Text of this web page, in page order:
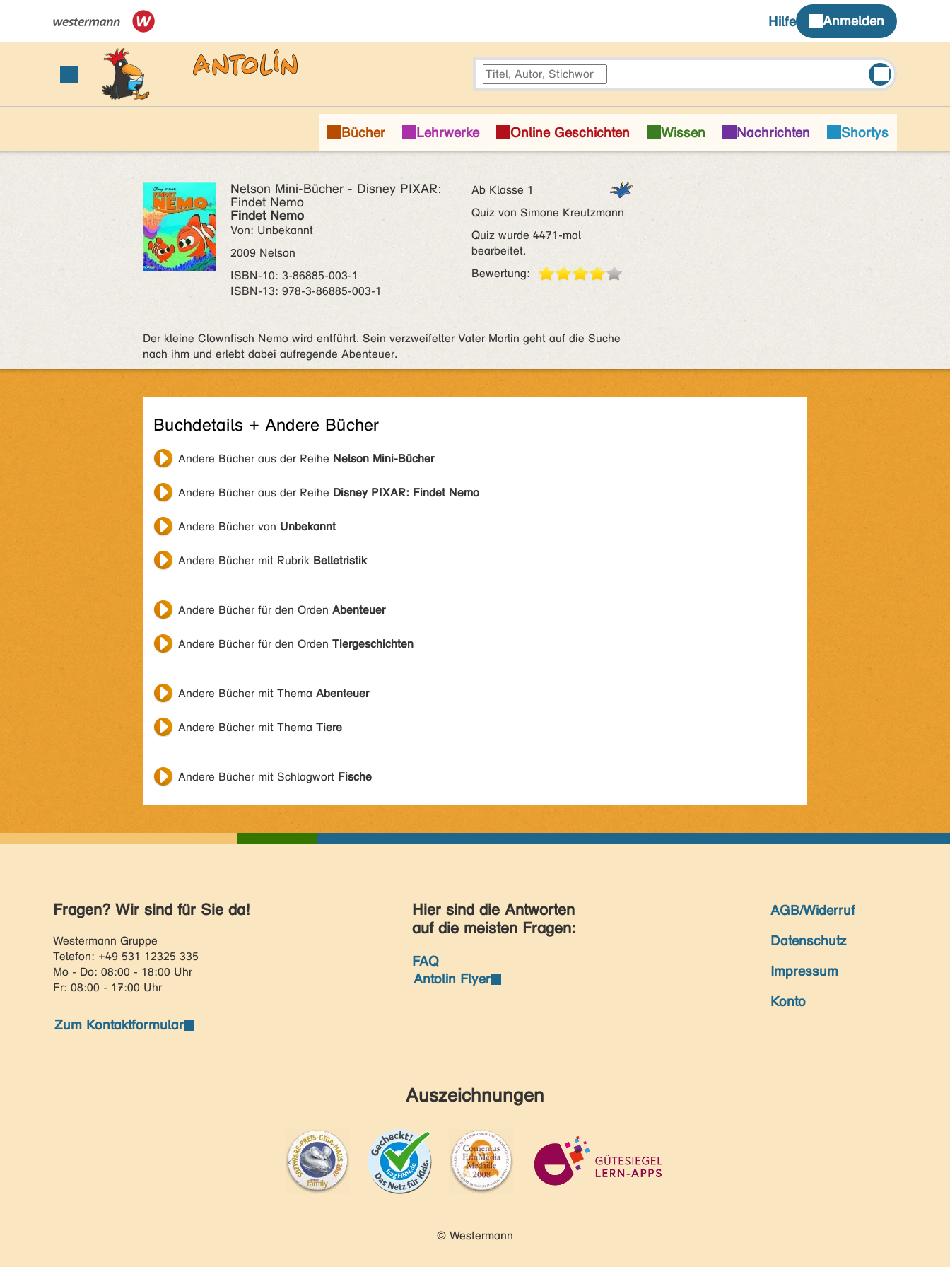
Nelson Mini-Bücher - Disney PIXAR:
Findet Nemo
Findet Nemo
Von: Unbekannt
2009 Nelson
ISBN‑10: 3-86885-003-1
ISBN‑13: 978-3-86885-003-1
Ab Klasse 1
Quiz von Simone Kreutzmann
Quiz wurde 4471-mal
bearbeitet.
Bewertung:
Der kleine Clownfisch Nemo wird entführt. Sein verzweifelter Vater Marlin geht auf die Suche
nach ihm und erlebt dabei aufregende Abenteuer.
Buchdetails + Andere Bücher
Andere Bücher aus der Reihe Nelson Mini-Bücher
Andere Bücher aus der Reihe Disney PIXAR: Findet Nemo
Andere Bücher von Unbekannt
Andere Bücher mit Rubrik Belletristik
Andere Bücher für den Orden Abenteuer
Andere Bücher für den Orden Tiergeschichten
Andere Bücher mit Thema Abenteuer
Andere Bücher mit Thema Tiere
Andere Bücher mit Schlagwort Fische